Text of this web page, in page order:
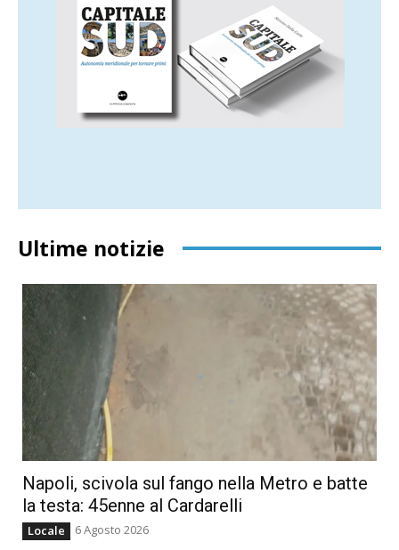
Ultime notizie
Napoli, scivola sul fango nella Metro e batte
la testa: 45enne al Cardarelli
Locale 6 Agosto 2026